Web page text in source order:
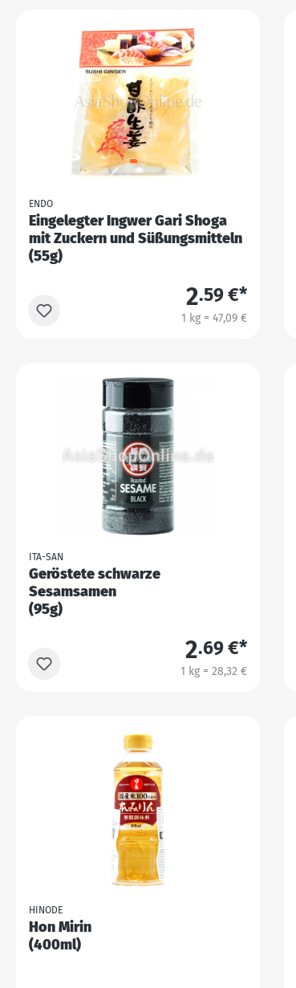
ENDO
Eingelegter Ingwer Gari Shoga
mit Zuckern und Süßungsmitteln
(55g)
2.59 €*
1 kg = 47,09 €
ITA-SAN
Geröstete schwarze
Sesamsamen
(95g)
2.69 €*
1 kg = 28,32 €
HINODE
Hon Mirin
(400ml)